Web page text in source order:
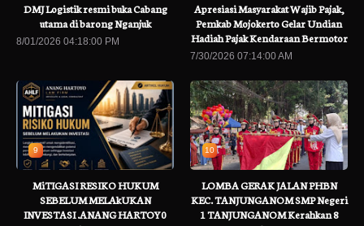
DMJ Logistik resmi buka Cabang
utama di barong Nganjuk
8/01/2026 04:18:00 PM
Apresiasi Masyarakat Wajib Pajak,
Pemkab Mojokerto Gelar Undian
Hadiah Pajak Kendaraan Bermotor
7/30/2026 07:14:00 AM
9
MiTIGASI RESIKO HUKUM
SEBELUM MELAkUKAN
INVESTASI .ANANG HARTOY0
10
LOMBA GERAK JALAN PHBN
KEC. TANJUNGANOM SMP Negeri
1 TANJUNGANOM Kerahkan 8